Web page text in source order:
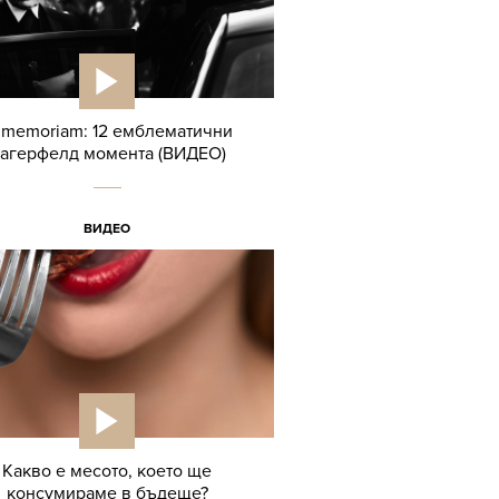
12 емблематични
момента (ВИДЕО)
ВИДЕО
Какво е месото, което ще
консумираме в бъдеще?